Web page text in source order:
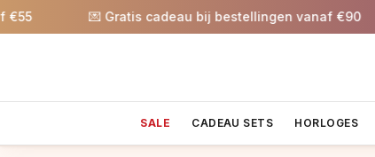
💌 Gratis cadeau bij bestellingen vanaf €90
SALE CADEAU SETS HORLOGES